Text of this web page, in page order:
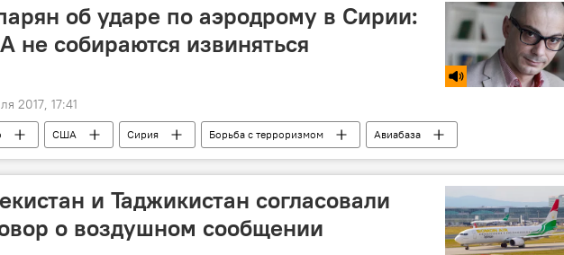
об ударе по аэродрому в Сирии:
не собираются извиняться
2017, 17:41
США Сирия Борьба с терроризмом Авиабаза
и Таджикистан согласовали
о воздушном сообщении